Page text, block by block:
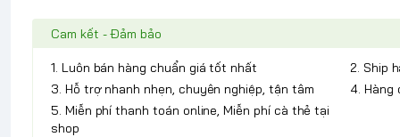
Cam kết - Đảm bảo
1. Luôn bán hàng chuẩn giá tốt nhất
2. Ship
3. Hỗ trợ nhanh nhẹn, chuyên nghiệp, tận tâm
4. Hàng
5. Miễn phí thanh toán online, Miễn phí cà thẻ tại
shop